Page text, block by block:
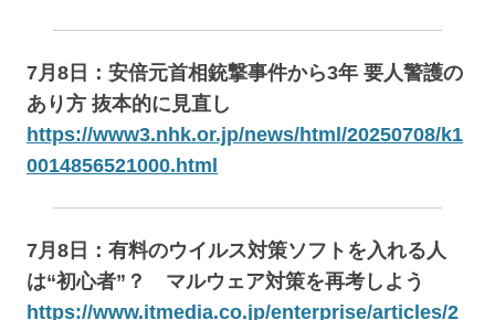
7月8日：安倍元首相銃撃事件から3年 要人警護の
あり方 抜本的に見直し
https://www3.nhk.or.jp/news/html/20250708/k1
0014856521000.html
7月8日：有料のウイルス対策ソフトを入れる人
は“初心者”？ マルウェア対策を再考しよう
https://www.itmedia.co.jp/enterprise/articles/2